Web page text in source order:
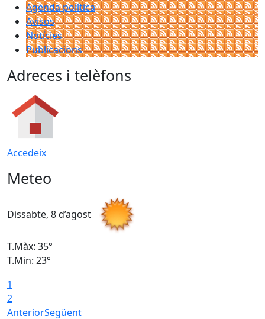
Agenda política
Avisos
Notícies
Publicacions
Adreces i telèfons
Accedeix
Meteo
Dissabte, 8 d’agost
T.Màx: 35°
T.Min: 23°
1
2
AnteriorSegüent